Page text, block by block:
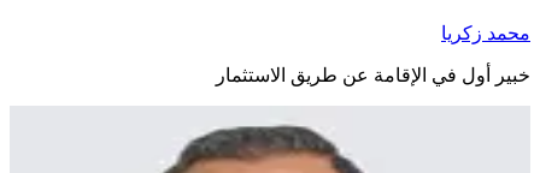
محمد زكريا
خبير أول في الإقامة عن طريق الاستثمار